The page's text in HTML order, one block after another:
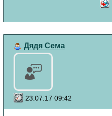
Дядя Сема
23.07.17 09:42